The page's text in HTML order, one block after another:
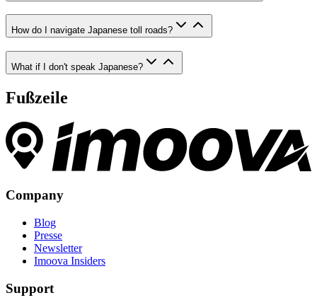
How do I navigate Japanese toll roads?
What if I don't speak Japanese?
Fußzeile
Company
Blog
Presse
Newsletter
Imoova Insiders
Support